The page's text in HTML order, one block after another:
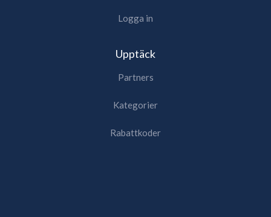
Logga in
Upptäck
Partners
Kategorier
Rabattkoder